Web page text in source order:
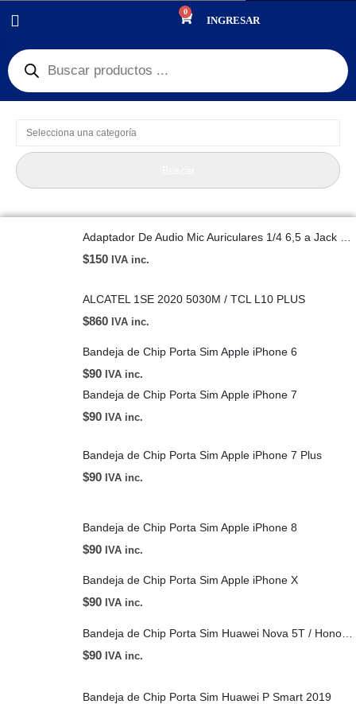
0
INGRESAR
Product Category Dropdown
$150 IVA inc.
ALCATEL 1SE 2020 5030M / TCL L10 PLUS
$860 IVA inc.
Bandeja de Chip Porta Sim Apple iPhone 6
$90 IVA inc.
Bandeja de Chip Porta Sim Apple iPhone 7
$90 IVA inc.
Bandeja de Chip Porta Sim Apple iPhone 7 Plus
$90 IVA inc.
Bandeja de Chip Porta Sim Apple iPhone 8
$90 IVA inc.
Bandeja de Chip Porta Sim Apple iPhone X
$90 IVA inc.
$90 IVA inc.
Bandeja de Chip Porta Sim Huawei P Smart 2019